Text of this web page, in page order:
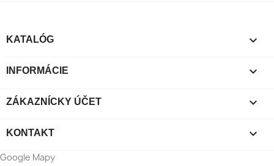
KATALÓG 
INFORMÁCIE 
ZÁKAZNÍCKY ÚČET 
KONTAKT 
Google Mapy